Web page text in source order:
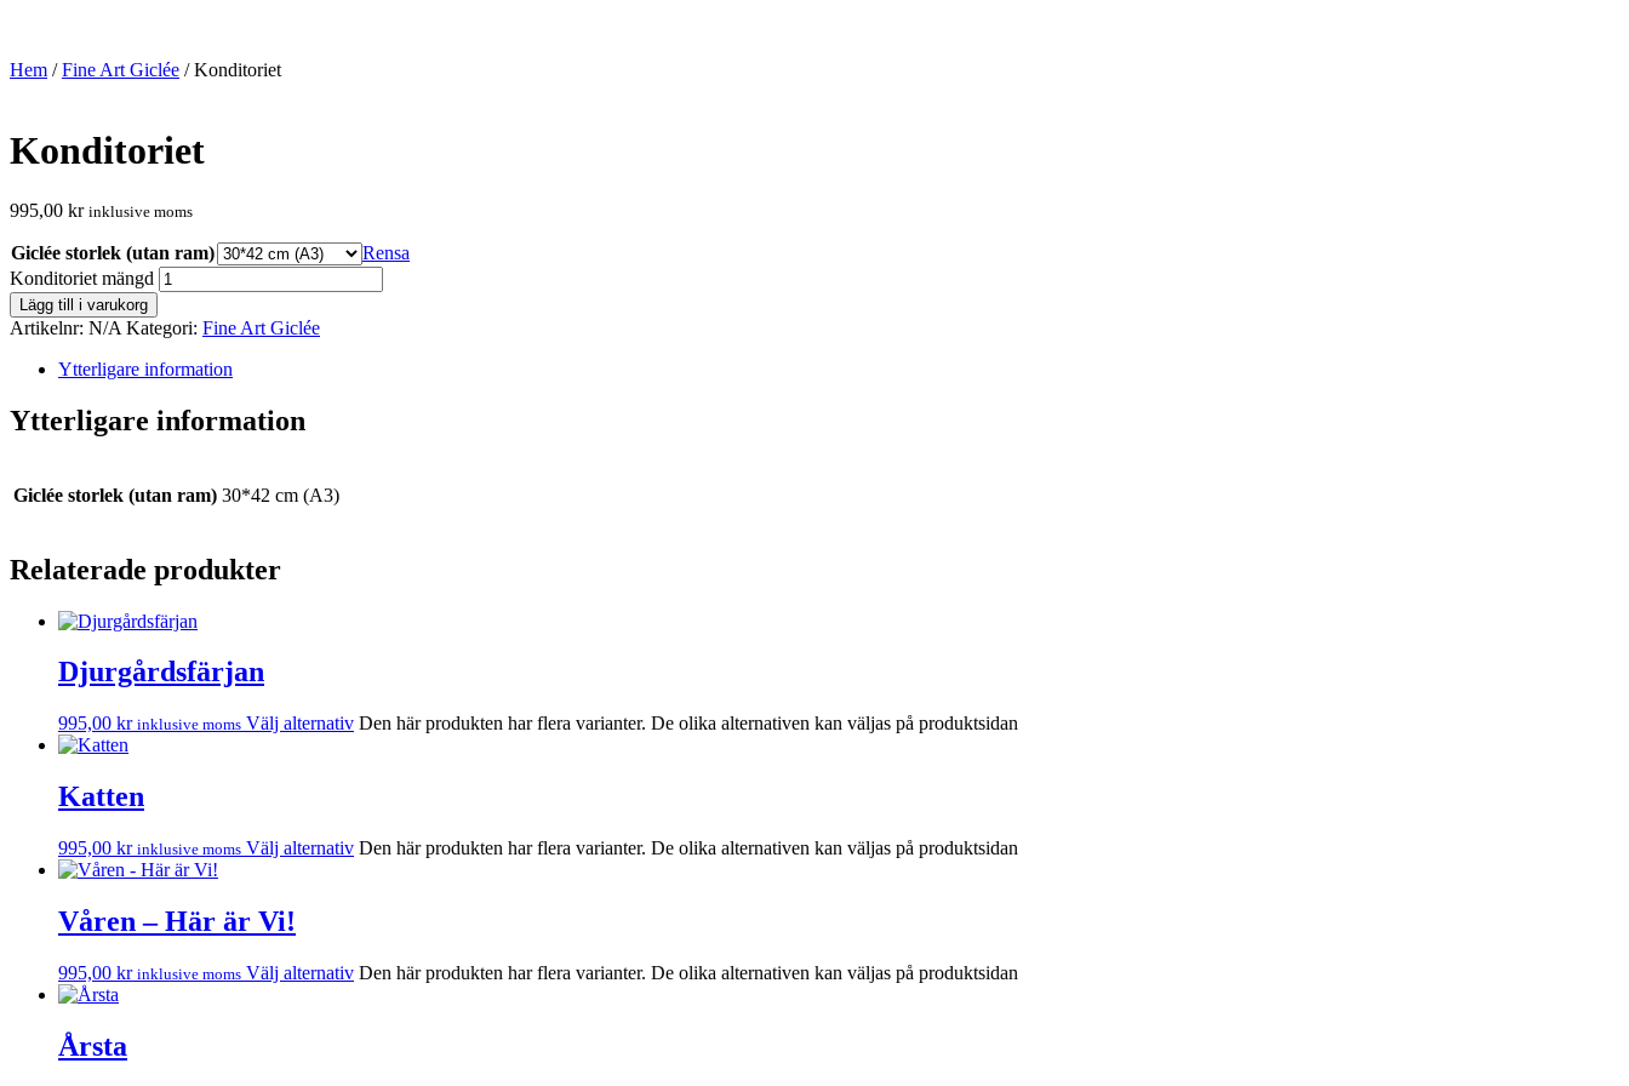
Hem /Fine Art Giclée / Konditoriet
Konditoriet
995,00 kr inklusive moms
Giclée storlek (utan ram)
Rensa
Konditoriet mängd
Lägg till i varukorg
Artikelnr: N/A Kategori: Fine Art Giclée
Ytterligare information
Ytterligare information
Giclée storlek (utan ram) 30*42 cm (A3)
Relaterade produkter
Djurgårdsfärjan
995,00 kr inklusive moms Välj alternativ Den här produkten har flera varianter. De olika alternativen kan väljas på produktsidan
Katten
995,00 kr inklusive moms Välj alternativ Den här produkten har flera varianter. De olika alternativen kan väljas på produktsidan
Våren – Här är Vi!
995,00 kr inklusive moms Välj alternativ Den här produkten har flera varianter. De olika alternativen kan väljas på produktsidan
Årsta